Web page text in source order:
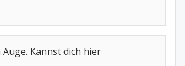
Kannst dich hier